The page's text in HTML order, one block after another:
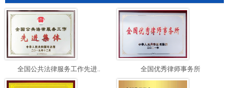
全国公共法律服务工作先进.. 全国优秀律师事务所